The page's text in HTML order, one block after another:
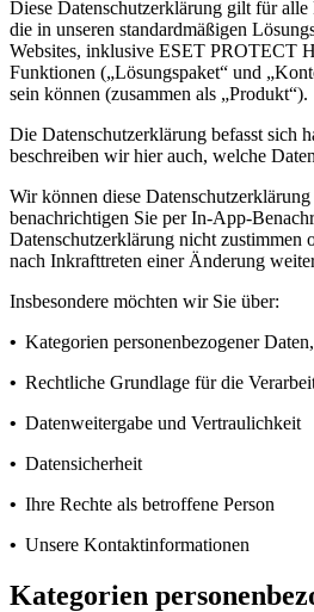
Diese Datenschutzerklärung gilt für
die in unseren standardmäßigen
Websites, inklusive ESET PROTECT
Funktionen („Lösungspaket“ und „
sein können (zusammen als „Produkt“).
Die Datenschutzerklärung befasst sich
beschreiben wir hier auch, welche
Wir können diese
benachrichtigen Sie per In-App-
Datenschutzerklärung nicht zustimmen
nach Inkrafttreten einer Änderung
Insbesondere möchten wir Sie über:
• Kategorien personenbezogener
• Rechtliche Grundlage für die
• Datenweitergabe und Vertraulichkeit
• Datensicherheit
• Ihre Rechte als betroffene Person
• Unsere Kontaktinformationen
Kategorien